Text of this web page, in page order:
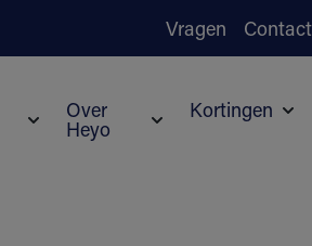
Vragen Contact
Submenu voor Onze vakantiekampen
Over
Heyo
Kortingen